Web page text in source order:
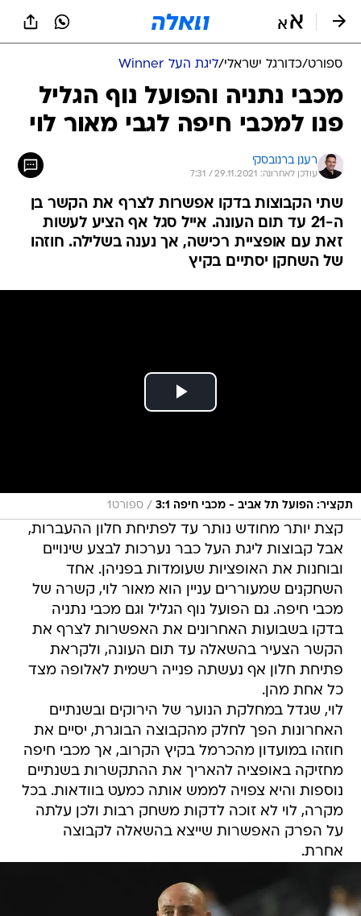
ספורט/כדורגל ישראלי/ליגת העל Winner
מכבי נתניה והפועל נוף הגליל
פנו למכבי חיפה לגבי מאור לוי
רענן ברנובסקי
עודכן לאחרונה: 29.11.2021 / 7:31
שתי הקבוצות בדקו אפשרות לצרף את הקשר בן
ה-21 עד תום העונה. אייל סגל אף הציע לעשות
זאת עם אופציית רכישה, אך נענה בשלילה. חוזהו
של השחקן יסתיים בקיץ
תקציר: הפועל תל אביב - מכבי חיפה 3:1 / ספורט1
קצת יותר מחודש נותר עד לפתיחת חלון ההעברות,
אבל קבוצות ליגת העל כבר נערכות לבצע שינויים
ובוחנות את האופציות שעומדות בפניהן. אחד
השחקנים שמעוררים עניין הוא מאור לוי, קשרה של
מכבי חיפה. גם הפועל נוף הגליל וגם מכבי נתניה
בדקו בשבועות האחרונים את האפשרות לצרף את
הקשר הצעיר בהשאלה עד תום העונה, ולקראת
פתיחת חלון אף נעשתה פנייה רשמית לאלופה מצד
כל אחת מהן.
לוי, שגדל במחלקת הנוער של הירוקים ובשנתיים
האחרונות הפך לחלק מהקבוצה הבוגרת, יסיים את
חוזהו במועדון מהכרמל בקיץ הקרוב, אך מכבי חיפה
מחזיקה באופציה להאריך את ההתקשרות בשנתיים
נוספות והיא צפויה לממש אותה כמעט בוודאות. בכל
מקרה, לוי לא זוכה לדקות משחק רבות ולכן עלתה
על הפרק האפשרות שייצא בהשאלה לקבוצה
אחרת.